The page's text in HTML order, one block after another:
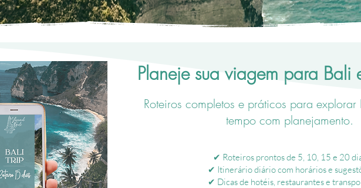
Planeje sua viagem para Bali
Roteiros completos e práticos para explorar
tempo com planejamento.
✔ Roteiros prontos de 5, 10, 15 e 20
✔ Itinerário diário com horários e
✔ Dicas de hotéis, restaurantes e